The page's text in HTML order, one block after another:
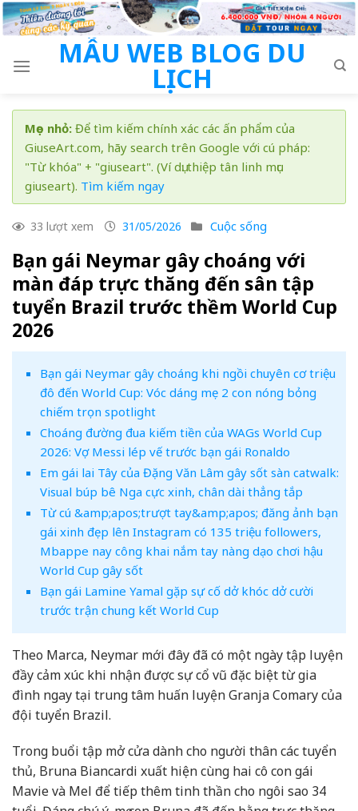
Skip
to
MẪU WEB BLOG DU
LỊCH
Mẹo nhỏ: Để tìm kiếm chính xác các ấn phẩm của
GiuseArt.com, hãy search trên Google với cú pháp:
"Từ khóa" + "giuseart". (Ví dụ: thiệp tân linh mục
giuseart). Tìm kiếm ngay
33 lượt xem 31/05/2026 Cuộc sống
Bạn gái Neymar gây choáng với
màn đáp trực thăng đến sân tập
tuyển Brazil trước thềm World Cup
2026
Bạn gái Neymar gây choáng khi ngồi chuyên cơ triệu
đô đến World Cup: Vóc dáng mẹ 2 con nóng bỏng
chiếm trọn spotlight
Choáng đường đua kiếm tiền của WAGs World Cup
2026: Vợ Messi lép vế trước bạn gái Ronaldo
Em gái lai Tây của Đặng Văn Lâm gây sốt sàn catwalk:
Visual búp bê Nga cực xinh, chân dài thẳng tắp
Từ cú &amp;apos;trượt tay&amp;apos; đăng ảnh bạn
gái xinh đẹp lên Instagram có 135 triệu followers,
Mbappe nay công khai nắm tay nàng dạo chơi hậu
World Cup gây sốt
Bạn gái Lamine Yamal gặp sự cố dở khóc dở cười
trước trận chung kết World Cup
Theo Marca, Neymar mới đây đã có một ngày tập luyện
đầy cảm xúc khi nhận được sự cổ vũ đặc biệt từ gia
đình ngay tại trung tâm huấn luyện Granja Comary của
đội tuyển Brazil.
Trong buổi tập mở cửa dành cho người thân các tuyển
thủ, Bruna Biancardi xuất hiện cùng hai cô con gái
Mavie và Mel để tiếp thêm tinh thần cho ngôi sao 34